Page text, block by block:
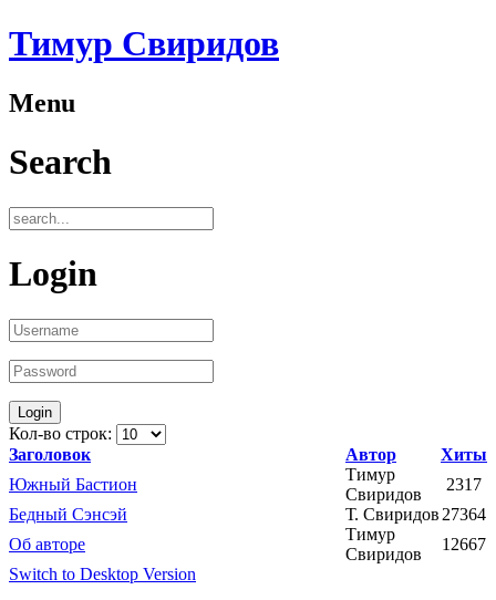
Тимур Свиридов
Menu
Search
Login
Кол-во строк:
Заголовок
Автор
Хиты
Южный Бастион
Тимур
Свиридов
2317
Бедный Сэнсэй
Т. Свиридов 27364
Об авторе
Тимур
Свиридов
12667
Switch to Desktop Version